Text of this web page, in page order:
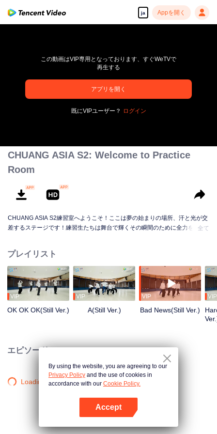
ja Appを開く
pay limit
この動画はVIP専用となっております、すぐWeTVで
再生する
アプリを開く
既にVIPユーザー？ ログイン
CHUANG ASIA S2: Welcome to Practice
Room
CHUANG ASIA S2練習室へようこそ！ここは夢の始まりの場所、汗と光が交
差するステージです！練習生たちは舞台で輝くその瞬間のために全力を尽く
全て
プレイリスト
VIP
OK OK OK(Still Ver.)
VIP
A(Still Ver.)
VIP
Bad News(Still Ver.)
VIP
エピソード
Loading…
By using the website, you are agreeing to our
Privacy Policy and the use of cookies in
accordance with our Cookie Policy.
Accept